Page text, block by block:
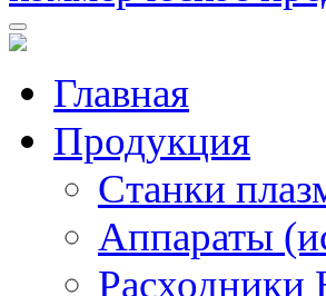
Главная
Продукция
Станки
Аппараты
Расходники